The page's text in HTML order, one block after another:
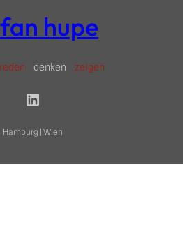
hupe
reden denken zeigen
LinkedIn
Hamburg | Wien